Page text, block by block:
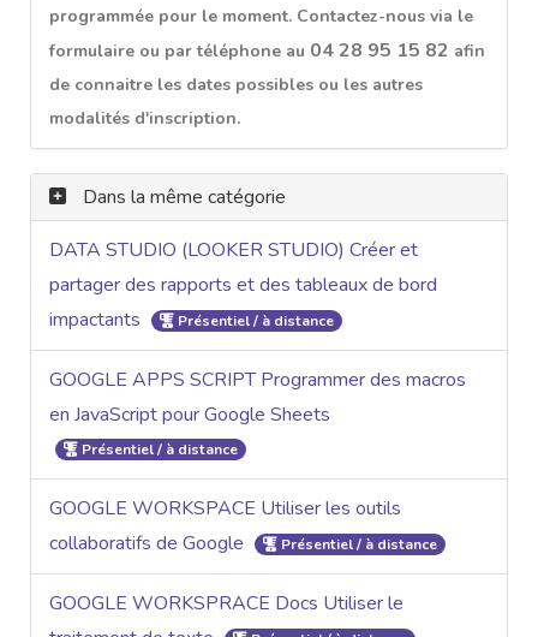
programmée pour le moment. Contactez-nous via le
formulaire ou par téléphone au 04 28 95 15 82 afin
de connaitre les dates possibles ou les autres
modalités d'inscription.
Dans la même catégorie
DATA STUDIO (LOOKER STUDIO) Créer et
partager des rapports et des tableaux de bord
impactants
Présentiel / à distance
GOOGLE APPS SCRIPT Programmer des macros
en JavaScript pour Google Sheets
Présentiel / à distance
GOOGLE WORKSPACE Utiliser les outils
collaboratifs de Google
Présentiel / à distance
GOOGLE WORKSPRACE Docs Utiliser le